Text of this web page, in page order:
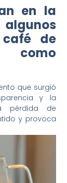
en la
de
como
que surgió
y la
pérdida de
y provoca